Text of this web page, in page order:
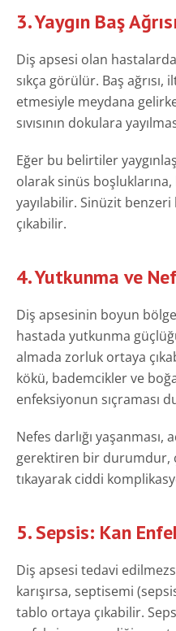
3. Yaygın Baş
Diş apsesi olan
sıkça görülür. Baş ağrısı,
etmesiyle meydana
sıvısının dokulara
Eğer bu belirtiler
olarak sinüs
yayılabilir. Sinüzit
çıkabilir.
4. Yutkunma ve
Diş apsesinin boyun
hastada yutkunma
almada zorluk ortaya
kökü, bademcikler ve
enfeksiyonun sıçraması
Nefes darlığı yaşanması,
gerektiren bir durumdur,
tıkayarak ciddi
5. Sepsis: Kan
Diş apsesi tedavi
karışırsa, septisemi
tablo ortaya çıkabilir.